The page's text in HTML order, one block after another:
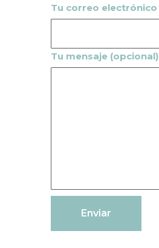
Tu correo electrónico
Tu mensaje (opcional)